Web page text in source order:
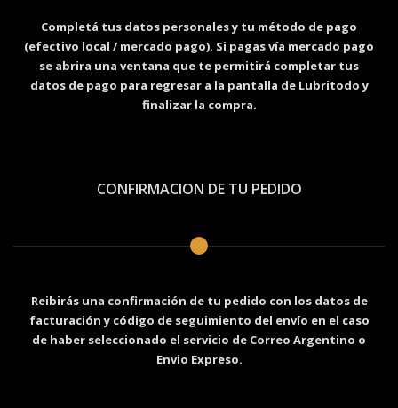
Completá tus datos personales y tu método de pago
(efectivo local / mercado pago). Si pagas vía mercado pago
se abrira una ventana que te permitirá completar tus
datos de pago para regresar a la pantalla de Lubritodo y
finalizar la compra.
CONFIRMACION DE TU PEDIDO
Reibirás una confirmación de tu pedido con los datos de
facturación y código de seguimiento del envío en el caso
de haber seleccionado el servicio de Correo Argentino o
Envio Expreso.